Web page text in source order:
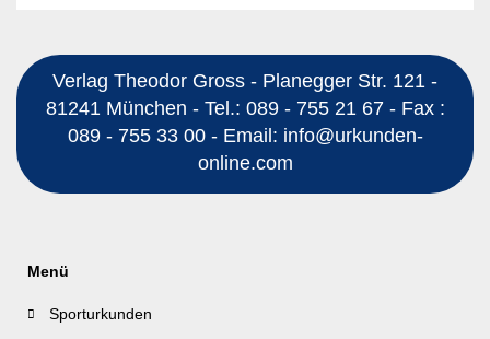
Verlag Theodor Gross - Planegger Str. 121 -
81241 München - Tel.: 089 - 755 21 67 - Fax :
089 - 755 33 00 - Email: info@urkunden-
online.com
Menü
Sporturkunden